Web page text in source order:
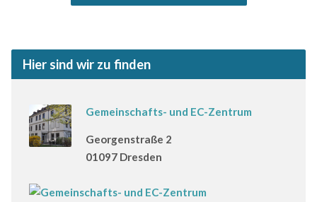
Hier sind wir zu finden
Gemeinschafts- und EC-Zentrum
Georgenstraße 2
01097 Dresden